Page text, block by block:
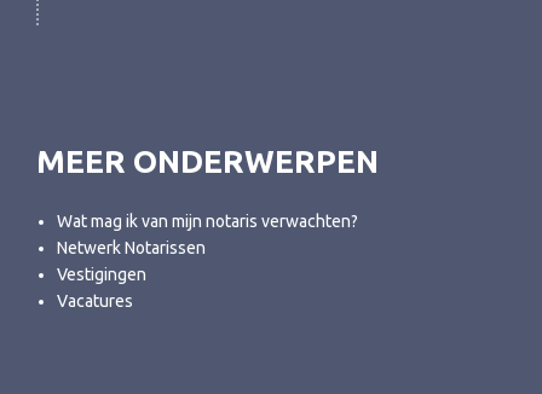
MEER ONDERWERPEN
Wat mag ik van mijn notaris verwachten?
Netwerk Notarissen
Vestigingen
Vacatures